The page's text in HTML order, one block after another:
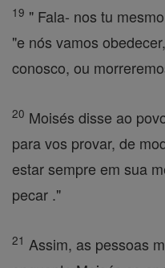
19 " Fala- nos tu
"e nós vamos
conosco, ou
20 Moisés disse ao
para vos provar, de
estar sempre em sua
pecar ."
21 Assim, as pessoas